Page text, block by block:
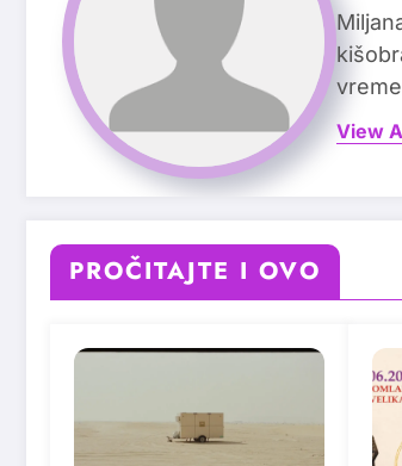
View
PROČITAJTE I OVO